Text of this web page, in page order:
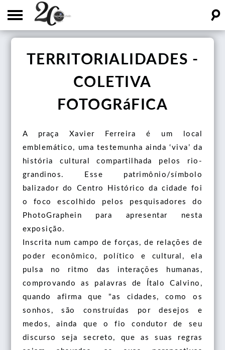
☌
Home
Coletivos
Especialização em Artes (Monografia)
Doutorado em Artes (Tese)
Um café depois do filme
Artigos
Capítulos de Livros
Livros
Produções
Marcadores de Livros
Convocatória
2ª CONVOCATÓRIA INTERNACIONAL DE ARTE
1ª CONVOCATORIA INTERNACIONAL DE ARTE
POSTAL - 2020 - 2020
Do pincel ao pixel
III ENCONTRO DO PINCEL AO PIXEL: COMO OS
ARTISTAS VEEM O MUNDO - 2025
II ENCONTRO DO PINCEL AO PIXEL: ARTES E
PESQUISA (AUTO)BIOGRÁFICA - 2024
I ENCONTRO DO PINCEL AO PIXEL: IMAGENS EM
DEBATE - 2018
Experimentação Foto-graphica
1ª EDIÇÃO - 2014
2ª EDIÇÃO - 2014
3ª EDIÇÃO - 2015
Exposições
PPGAVI Convida
PPGAVI CONVIDA 04
PPGAVI CONVIDA 06
FRONT(EIRA)S DE SI - 2022
MOSTRA VISUAL CASA CORPO - 2021
Área Restrita
TERRITORIALIDADES -
COLETIVA
FOTOGRáFICA
A praça Xavier Ferreira é um local
emblemático, uma testemunha ainda ‘viva’ da
história cultural compartilhada pelos rio-
grandinos. Esse patrimônio/símbolo
balizador do Centro Histórico da cidade foi
o foco escolhido pelos pesquisadores do
PhotoGraphein para apresentar nesta
exposição.
Inscrita num campo de forças, de relações de
poder econômico, político e cultural, ela
pulsa no ritmo das interações humanas,
comprovando as palavras de Ítalo Calvino,
quando afirma que "as cidades, como os
sonhos, são construídas por desejos e
medos, ainda que o fio condutor de seu
discurso seja secreto, que as suas regras